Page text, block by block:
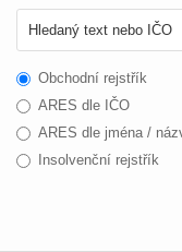
Obchodní rejstřík
ARES dle IČO
ARES dle jména /
Insolvenční rejstřík